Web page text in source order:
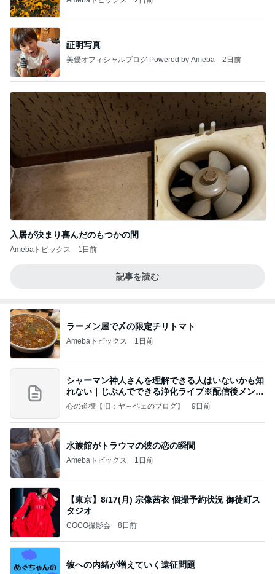
証明写真
美優オフィシャルブログ Powered by Ameba 2日前
入居が決まり喜んだのもつかの間
Amebaトピックス 1日前
記事を読む
ラーメン屋で〆の限定チリトマト
Amebaトピックス 1日前
シャーマン神人さんを理解できる人はいないかも知
れない｜じぶんでできる浄化ライブ※配信後メンバ
ー限
心の道標【旧：ヤ～ベェのブログ】 9日前
水族館がトラウマの彼の恋の瞬間
Amebaトピックス 1日前
【東京】8/17(月) 宗像茜衣 個撮予約状況 御徒町ス
タジオ
COCO撮影会 8日前
彼への内緒が増えていく遠征問題